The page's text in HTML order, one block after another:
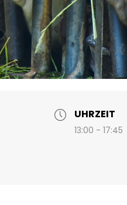
UHRZEIT
13:00 - 17:45